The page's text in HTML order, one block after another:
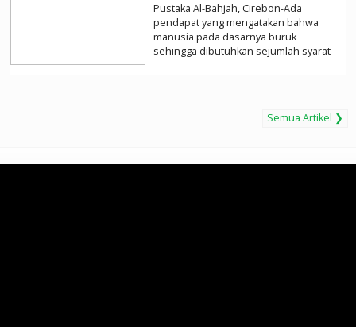
Pustaka Al-Bahjah, Cirebon-Ada
pendapat yang mengatakan bahwa
manusia pada dasarnya buruk
sehingga dibutuhkan sejumlah syarat
Semua Artikel ❯